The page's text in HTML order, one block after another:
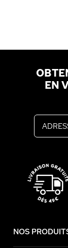
EN
NOS